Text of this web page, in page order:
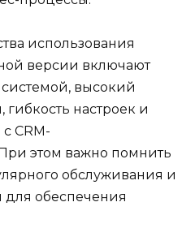
использования
версии включают
высокий
гибкость настроек и
CRM-
этом важно помнить
обслуживания и
обеспечения